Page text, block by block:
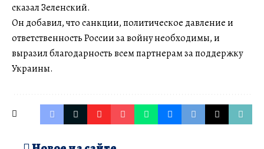
сказал Зеленский.
Он добавил, что санкции, политическое давление и
ответственность России за войну необходимы, и
выразил благодарность всем партнерам за поддержку
Украины.